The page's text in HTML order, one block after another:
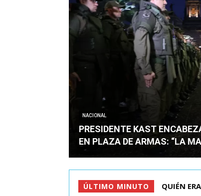
NACIONAL
PRESIDENTE KAST
EN PLAZA DE ARMAS: “LA
ÚLTIMO MINUTO QUIÉN ERA